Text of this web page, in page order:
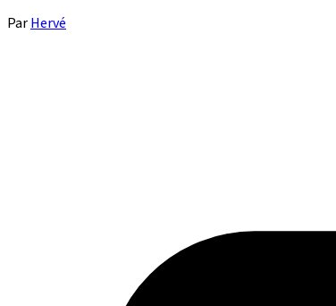
ParHervé